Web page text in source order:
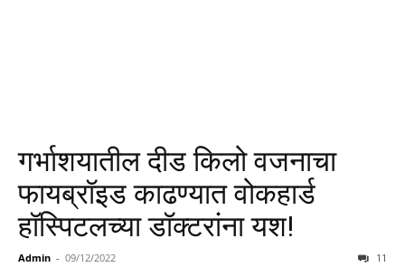
गर्भाशयातील दीड किलो वजनाचा
फायब्रॉइड काढण्यात वोकहार्ड
हॉस्पिटलच्या डॉक्टरांना यश!
Admin - 09/12/2022 11